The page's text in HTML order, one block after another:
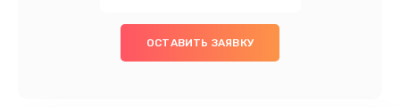
ОСТАВИТЬ ЗАЯВКУ